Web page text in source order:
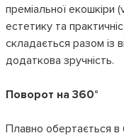
преміальної екошкіри
естетику та
складається разом із
додаткова зручність.
Поворот на 360°
Плавно обертається